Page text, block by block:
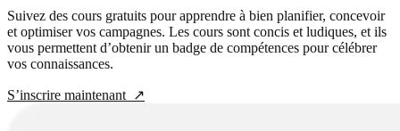
Suivez des cours gratuits pour apprendre à bien planifier, concevoir
et optimiser vos campagnes. Les cours sont concis et ludiques, et ils
vous permettent d’obtenir un badge de compétences pour célébrer
vos connaissances.
S’inscrire maintenant ↗